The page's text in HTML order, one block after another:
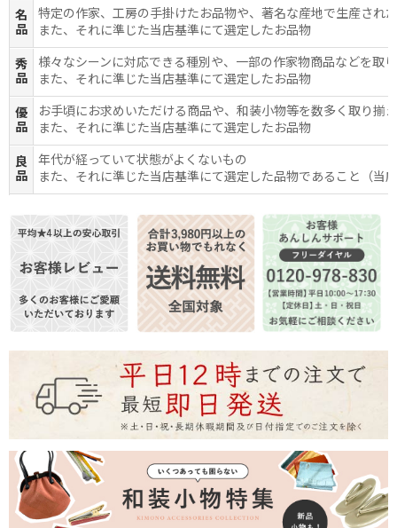
名
品
特定の作家、工房の手掛けたお品物や、著名な産地で生産され
また、それに準じた当店基準にて選定したお品物
秀
品
様々なシーンに対応できる種別や、一部の作家物商品などを取
また、それに準じた当店基準にて選定したお品物
優
品
お手頃にお求めいただける商品や、和装小物等を数多く取り揃
また、それに準じた当店基準にて選定したお品物
良
品
年代が経っていて状態がよくないもの
また、それに準じた当店基準にて選定した品物であること（当